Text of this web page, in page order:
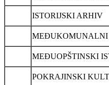
ISTORIJSKI ARHIV
MEĐUKOMUNALNI
MEĐUOPŠTINSKI
POKRAJINSKI